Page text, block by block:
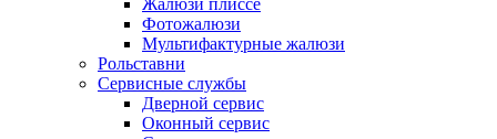
Жалюзи плиссе
Фотожалюзи
Мультифактурные жалюзи
Рольставни
Сервисные службы
Дверной сервис
Оконный сервис